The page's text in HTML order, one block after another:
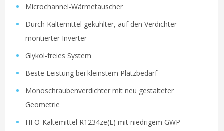
Microchannel-Wärmetauscher
Durch Kältemittel gekühlter, auf den Verdichter
montierter Inverter
Glykol-freies System
Beste Leistung bei kleinstem Platzbedarf
Monoschraubenverdichter mit neu gestalteter
Geometrie
HFO-Kältemittel R1234ze(E) mit niedrigem GWP